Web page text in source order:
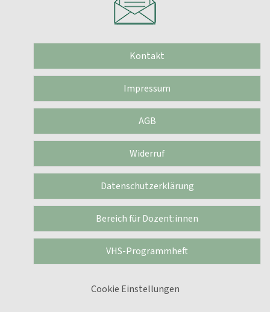
Kontakt
Impressum
AGB
Widerruf
Datenschutzerklärung
Bereich für Dozent:innen
VHS-Programmheft
Cookie Einstellungen